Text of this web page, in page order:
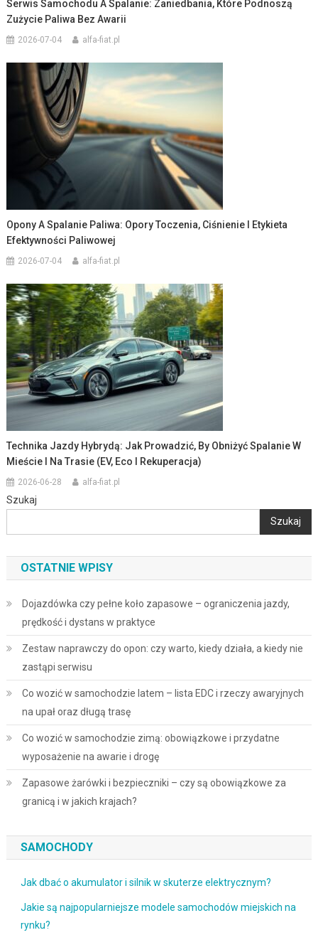
Serwis Samochodu A Spalanie: Zaniedbania, Które Podnoszą
Zużycie Paliwa Bez Awarii
2026-07-04 alfa-fiat.pl
Opony A Spalanie Paliwa: Opory Toczenia, Ciśnienie I Etykieta
Efektywności Paliwowej
2026-07-04 alfa-fiat.pl
Technika Jazdy Hybrydą: Jak Prowadzić, By Obniżyć Spalanie W
Mieście I Na Trasie (EV, Eco I Rekuperacja)
2026-06-28 alfa-fiat.pl
Szukaj
Szukaj
OSTATNIE WPISY
Dojazdówka czy pełne koło zapasowe – ograniczenia jazdy,
prędkość i dystans w praktyce
Zestaw naprawczy do opon: czy warto, kiedy działa, a kiedy nie
zastąpi serwisu
Co wozić w samochodzie latem – lista EDC i rzeczy awaryjnych
na upał oraz długą trasę
Co wozić w samochodzie zimą: obowiązkowe i przydatne
wyposażenie na awarie i drogę
Zapasowe żarówki i bezpieczniki – czy są obowiązkowe za
granicą i w jakich krajach?
SAMOCHODY
Jak dbać o akumulator i silnik w skuterze elektrycznym?
Jakie są najpopularniejsze modele samochodów miejskich na
rynku?